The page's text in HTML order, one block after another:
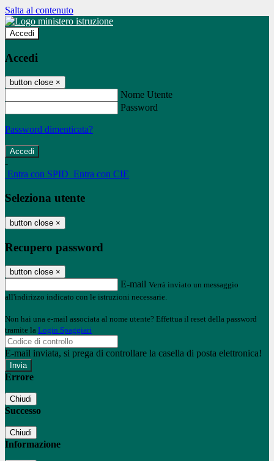
Salta al contenuto
Accedi
Accedi
button close ×
Nome Utente
Password
Password dimenticata?
-
Entra con SPID Entra con CIE
Seleziona utente
button close ×
Recupero password
button close ×
E-mail Verrà inviato un messaggio
all'indirizzo indicato con le istruzioni necessarie.
Non hai una e-mail associata al nome utente? Effettua il reset della password
tramite la Login Spaggiari
E-mail inviata, si prega di controllare la casella di posta elettronica!
Errore
Chiudi
Successo
Chiudi
Informazione